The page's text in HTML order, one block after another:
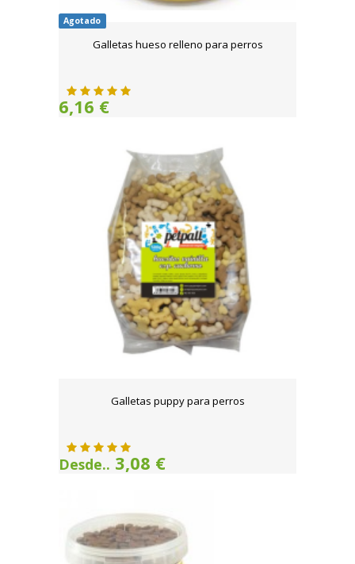
Agotado
Galletas hueso relleno para perros
6,16 €
Galletas puppy para perros
Desde.. 3,08 €